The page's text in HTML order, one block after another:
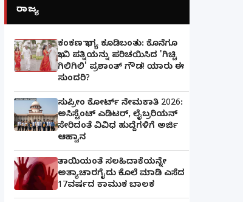
ರಾಜ್ಯ
ಕಂಕಣ ಭಾಗ್ಯ ಕೂಡಿಬಂತು: ಕೊನೆಗೂ
ಭಾವಿ ಪತ್ನಿಯನ್ನು ಪರಿಚಯಿಸಿದ 'ಗಿಚ್ಚಿ
ಗಿಲಿಗಿಲಿ' ಪ್ರಶಾಂತ್ ಗೌಡ! ಯಾರು ಈ
ಸುಂದರಿ?
ಸುಪ್ರೀಂ ಕೋರ್ಟ್ ನೇಮಕಾತಿ 2026:
ಅಸಿಸ್ಟೆಂಟ್ ಎಡಿಟರ್, ಲೈಬ್ರರಿಯನ್
ಸೇರಿದಂತೆ ವಿವಿಧ ಹುದ್ದೆಗಳಿಗೆ ಅರ್ಜಿ
ಆಹ್ವಾನ
ತಾಯಿಯಂತೆ ಸಲಹಿದಾಕೆಯನ್ನೇ
ಅತ್ಯಾಚಾರಗೈದು ಕೊಲೆ ಮಾಡಿ ಎಸೆದ
17ವರ್ಷದ ಕಾಮುಕ ಬಾಲಕ